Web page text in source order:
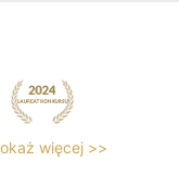
więcej >>